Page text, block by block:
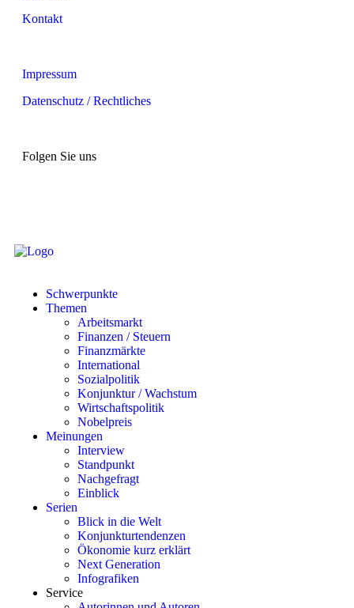
Kontakt
Impressum
Datenschutz / Rechtliches
Folgen Sie uns
Schwerpunkte
Themen
Arbeitsmarkt
Finanzen / Steuern
Finanzmärkte
International
Sozialpolitik
Konjunktur / Wachstum
Wirtschaftspolitik
Nobelpreis
Meinungen
Interview
Standpunkt
Nachgefragt
Einblick
Serien
Blick in die Welt
Konjunkturtendenzen
Ökonomie kurz erklärt
Next Generation
Infografiken
Service